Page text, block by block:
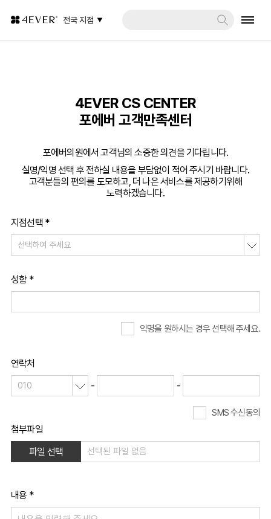
전국 지점
4EVER CS CENTER
포에버 고객만족센터
포에버의원에서 고객님의 소중한 의견을 기다립니다.
실명/익명 선택 후 전하실 내용을 부담없이 적어 주시기 바랍니다.
고객분들의 편의를 도모하고, 더 나은 서비스를 제공하기위해
노력하겠습니다.
지점선택 *
성함 *
익명을 원하시는 경우 선택해 주세요.
연락처
-
-
SMS 수신동의
첨부파일
파일 선택
내용 *